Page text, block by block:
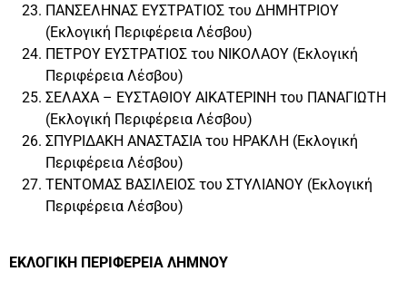
ΠΑΝΣΕΛΗΝΑΣ ΕΥΣΤΡΑΤΙΟΣ του ΔΗΜΗΤΡΙΟΥ
(Εκλογική Περιφέρεια Λέσβου)
ΠΕΤΡΟΥ ΕΥΣΤΡΑΤΙΟΣ του ΝΙΚΟΛΑΟΥ (Εκλογική
Περιφέρεια Λέσβου)
ΣΕΛΑΧΑ – ΕΥΣΤΑΘΙΟΥ ΑΙΚΑΤΕΡΙΝΗ του ΠΑΝΑΓΙΩΤΗ
(Εκλογική Περιφέρεια Λέσβου)
ΣΠΥΡΙΔΑΚΗ ΑΝΑΣΤΑΣΙΑ του ΗΡΑΚΛΗ (Εκλογική
Περιφέρεια Λέσβου)
ΤΕΝΤΟΜΑΣ ΒΑΣΙΛΕΙΟΣ του ΣΤΥΛΙΑΝΟΥ (Εκλογική
Περιφέρεια Λέσβου)
ΕΚΛΟΓΙΚΗ ΠΕΡΙΦΕΡΕΙΑ ΛΗΜΝΟΥ